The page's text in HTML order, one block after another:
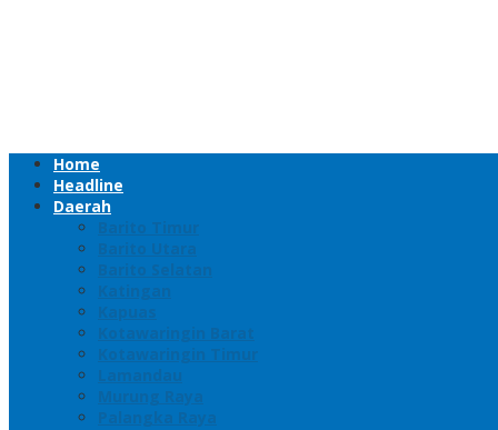
Home
Headline
Daerah
Barito Timur
Barito Utara
Barito Selatan
Katingan
Kapuas
Kotawaringin Barat
Kotawaringin Timur
Lamandau
Murung Raya
Palangka Raya